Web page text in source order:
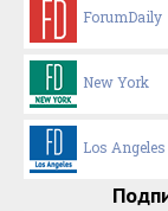
ForumDaily
New York
Los Angeles